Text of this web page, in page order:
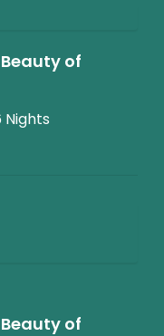
of
Nights
of